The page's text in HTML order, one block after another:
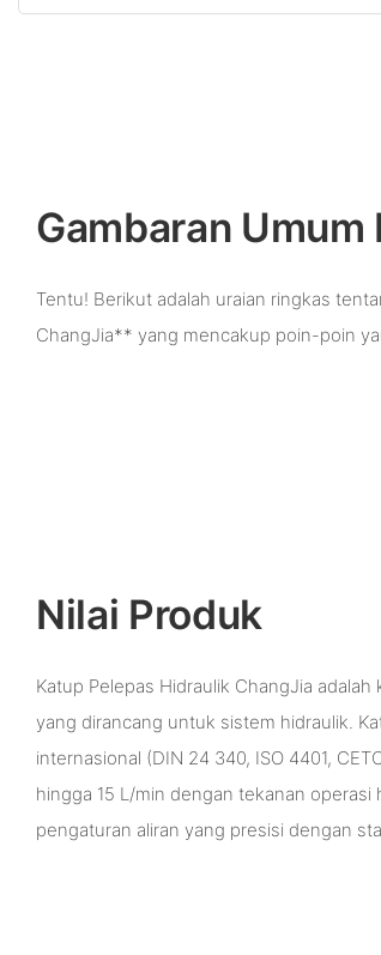
Gambaran Umum
Tentu! Berikut adalah uraian ringkas
ChangJia** yang mencakup poin-poin
Nilai Produk
Katup Pelepas Hidraulik ChangJia
yang dirancang untuk sistem hidraulik.
internasional (DIN 24 340, ISO 4401,
hingga 15 L/min dengan tekanan operasi
pengaturan aliran yang presisi dengan